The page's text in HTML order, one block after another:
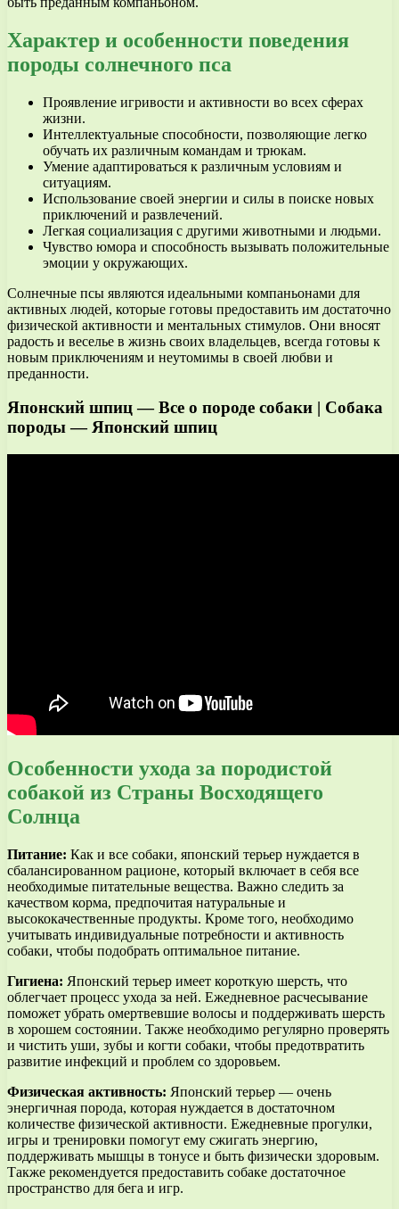
Характер и особенности поведения
породы солнечного пса
Проявление игривости и активности во всех сферах
жизни.
Интеллектуальные способности, позволяющие легко
обучать их различным командам и трюкам.
Умение адаптироваться к различным условиям и
ситуациям.
Использование своей энергии и силы в поиске новых
приключений и развлечений.
Легкая социализация с другими животными и людьми.
Чувство юмора и способность вызывать положительные
эмоции у окружающих.
Солнечные псы являются идеальными компаньонами для
активных людей, которые готовы предоставить им достаточно
физической активности и ментальных стимулов. Они вносят
радость и веселье в жизнь своих владельцев, всегда готовы к
новым приключениям и неутомимы в своей любви и
преданности.
Японский шпиц — Все о породе собаки | Собака
породы — Японский шпиц
Особенности ухода за породистой
собакой из Страны Восходящего
Солнца
Питание: Как и все собаки, японский терьер нуждается в
сбалансированном рационе, который включает в себя все
необходимые питательные вещества. Важно следить за
качеством корма, предпочитая натуральные и
высококачественные продукты. Кроме того, необходимо
учитывать индивидуальные потребности и активность
собаки, чтобы подобрать оптимальное питание.
Гигиена: Японский терьер имеет короткую шерсть, что
облегчает процесс ухода за ней. Ежедневное расчесывание
поможет убрать омертвевшие волосы и поддерживать шерсть
в хорошем состоянии. Также необходимо регулярно проверять
и чистить уши, зубы и когти собаки, чтобы предотвратить
развитие инфекций и проблем со здоровьем.
Физическая активность: Японский терьер — очень
энергичная порода, которая нуждается в достаточном
количестве физической активности. Ежедневные прогулки,
игры и тренировки помогут ему сжигать энергию,
поддерживать мышцы в тонусе и быть физически здоровым.
Также рекомендуется предоставить собаке достаточное
пространство для бега и игр.